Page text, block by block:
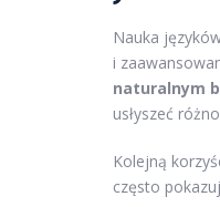
Nauka
i
naturalnym
usłyszeć
Kolejną
często